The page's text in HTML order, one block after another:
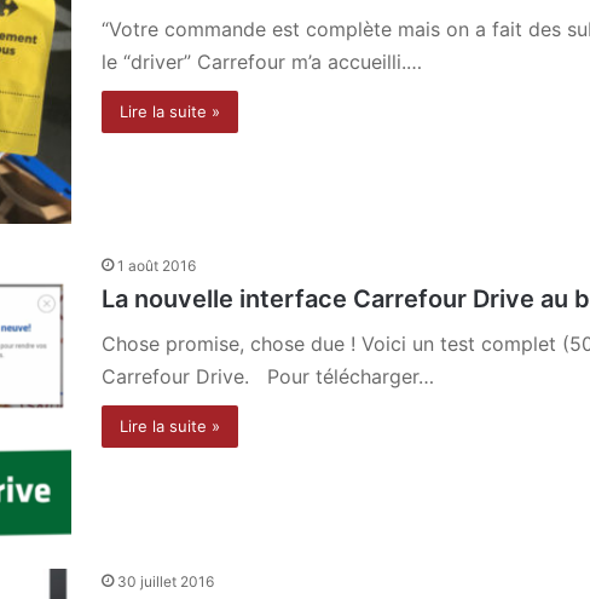
“Votre commande est complète mais on a fait des
le “driver” Carrefour m’a accueilli.…
Lire la suite »
1 août 2016
La nouvelle interface Carrefour Drive au
Chose promise, chose due ! Voici un test complet
Carrefour Drive. Pour télécharger…
Lire la suite »
30 juillet 2016